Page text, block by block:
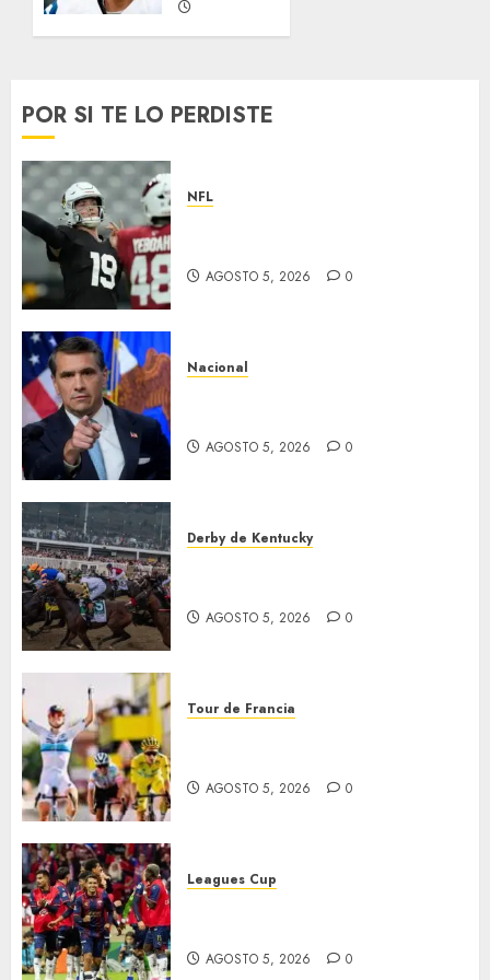
2026
POR SI TE LO PERDISTE
NFL
AGOSTO 5, 2026 0
Nacional
AGOSTO 5, 2026 0
Derby de Kentucky
AGOSTO 5, 2026 0
Tour de Francia
AGOSTO 5, 2026 0
Leagues Cup
AGOSTO 5, 2026 0